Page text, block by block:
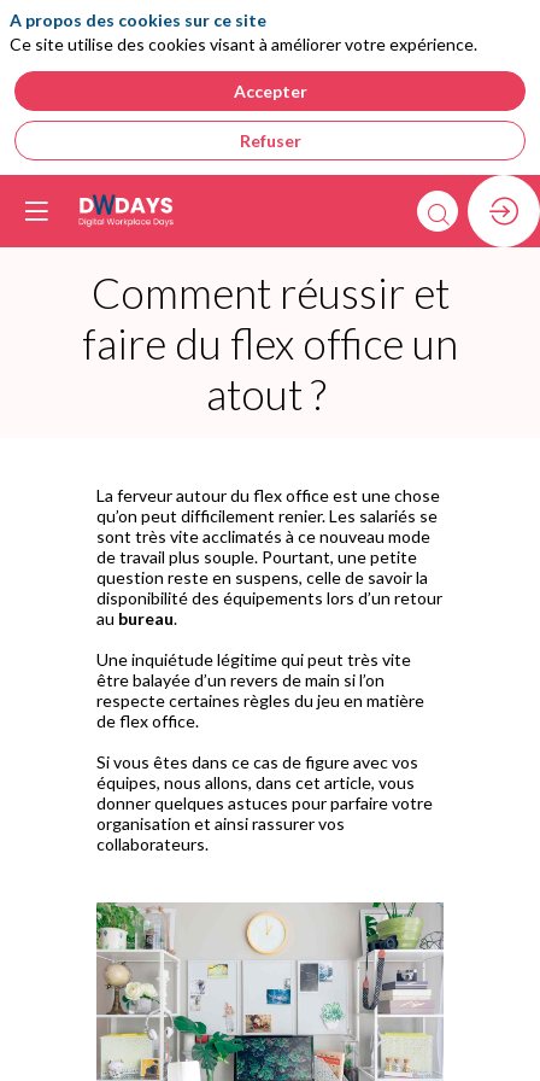
Comment réussir et
faire du flex office un
atout ?
La ferveur autour du flex office est une chose
qu’on peut difficilement renier. Les salariés se
sont très vite acclimatés à ce nouveau mode
de travail plus souple. Pourtant, une petite
question reste en suspens, celle de savoir la
disponibilité des équipements lors d’un retour
au bureau.
Une inquiétude légitime qui peut très vite
être balayée d’un revers de main si l’on
respecte certaines règles du jeu en matière
de flex office.
Si vous êtes dans ce cas de figure avec vos
équipes, nous allons, dans cet article, vous
donner quelques astuces pour parfaire votre
organisation et ainsi rassurer vos
collaborateurs.
A propos des cookies sur ce site
Ce site utilise des cookies visant à améliorer votre expérience.
Accepter
Refuser